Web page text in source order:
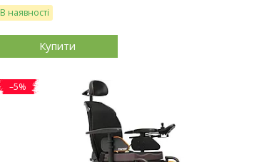
В наявності
Купити
–5%